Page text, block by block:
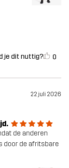
je dit nuttig? 0
22 juli 2026
de anderen
door de afritsbare